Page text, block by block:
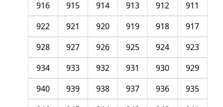
911
912
913
914
915
916
917
918
919
920
921
922
923
924
925
926
927
928
929
930
931
932
933
934
935
936
937
938
939
940